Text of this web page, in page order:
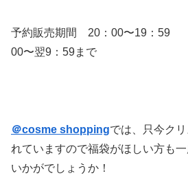
予約販売期間 20：00〜19：59
00〜翌9：59まで
＠cosme shoppingでは、只今ク
れていますので福袋がほしい方も
いかがでしょうか！